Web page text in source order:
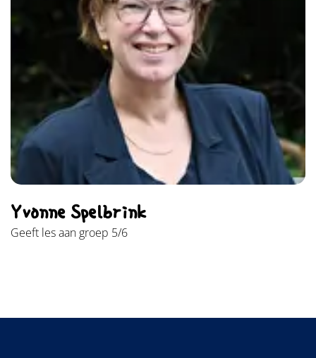
Yvonne Spelbrink
Geeft les aan groep 5/6